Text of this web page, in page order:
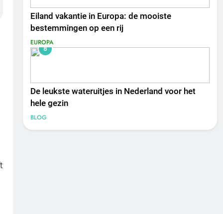
Eiland vakantie in Europa: de mooiste
bestemmingen op een rij
EUROPA
8
De leukste wateruitjes in Nederland voor het
hele gezin
BLOG